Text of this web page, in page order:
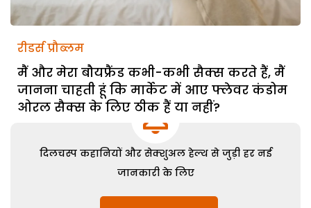
रीडर्स प्रौब्लम
मैं और मेरा बौयफ्रैंड कभी-कभी सैक्स करते हैं, मैं
जानना चाहती हूं कि मार्केट में आए फ्लेवर कंडोम
ओरल सैक्स के लिए ठीक हैं या नहीं?
दिलचस्प कहानियों और सेक्शुअल हेल्थ से जुड़ी हर नई
जानकारी के लिए